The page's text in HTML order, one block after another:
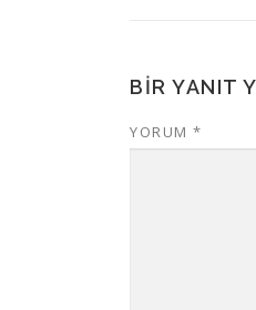
BIR YANIT
YORUM *